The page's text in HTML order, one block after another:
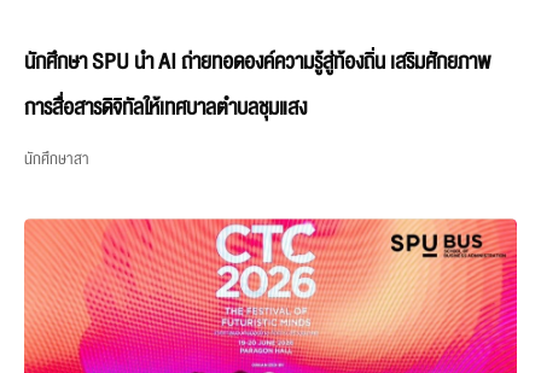
นักศึกษา SPU นำ AI ถ่ายทอดองค์ความรู้สู่ท้องถิ่น เสริมศักยภาพ
การสื่อสารดิจิทัลให้เทศบาลตำบลชุมแสง
นักศึกษาสา